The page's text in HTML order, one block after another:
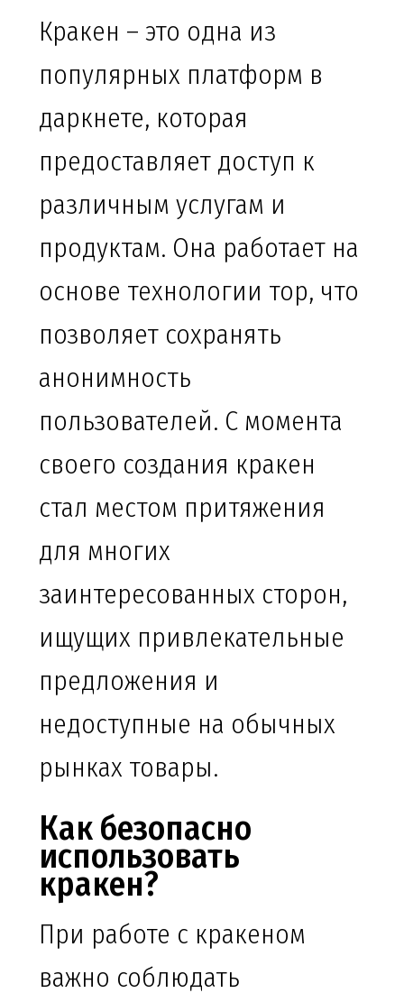
Кракен – это одна из
популярных платформ в
даркнете, которая
предоставляет доступ к
различным услугам и
продуктам. Она работает на
основе технологии тор, что
позволяет сохранять
анонимность
пользователей. С момента
своего создания кракен
стал местом притяжения
для многих
заинтересованных сторон,
ищущих привлекательные
предложения и
недоступные на обычных
рынках товары.
Как безопасно
использовать
кракен?
При работе с кракеном
важно соблюдать